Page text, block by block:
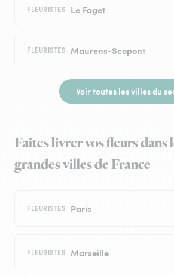
FLEURISTES Le Faget
FLEURISTES Maurens-Scopont
Voir toutes les villes du
Faites livrer vos fleurs dans
grandes villes de France
FLEURISTES Paris
FLEURISTES Marseille